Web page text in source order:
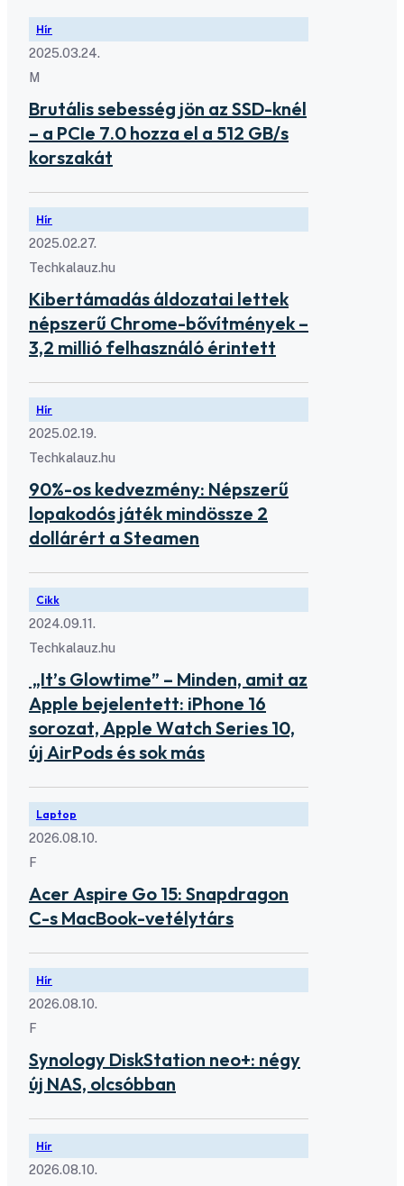
Hír
2025.03.24.
M
Brutális sebesség jön az SSD-knél
– a PCIe 7.0 hozza el a 512 GB/s
korszakát
Hír
2025.02.27.
Techkalauz.hu
Kibertámadás áldozatai lettek
népszerű Chrome-bővítmények –
3,2 millió felhasználó érintett
Hír
2025.02.19.
Techkalauz.hu
90%-os kedvezmény: Népszerű
lopakodós játék mindössze 2
dollárért a Steamen
Cikk
2024.09.11.
Techkalauz.hu
„It’s Glowtime” – Minden, amit az
Apple bejelentett: iPhone 16
sorozat, Apple Watch Series 10,
új AirPods és sok más
Laptop
2026.08.10.
F
Acer Aspire Go 15: Snapdragon
C-s MacBook-vetélytárs
Hír
2026.08.10.
F
Synology DiskStation neo+: négy
új NAS, olcsóbban
Hír
2026.08.10.